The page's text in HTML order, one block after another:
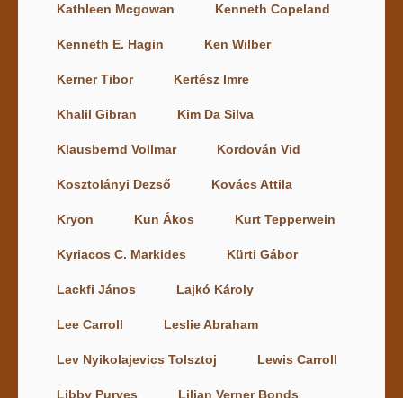
Kathleen Mcgowan Kenneth Copeland
Kenneth E. Hagin Ken Wilber
Kerner Tibor Kertész Imre
Khalil Gibran Kim Da Silva
Klausbernd Vollmar Kordován Vid
Kosztolányi Dezső Kovács Attila
Kryon Kun Ákos Kurt Tepperwein
Kyriacos C. Markides Kürti Gábor
Lackfi János Lajkó Károly
Lee Carroll Leslie Abraham
Lev Nyikolajevics Tolsztoj Lewis Carroll
Libby Purves Lilian Verner Bonds